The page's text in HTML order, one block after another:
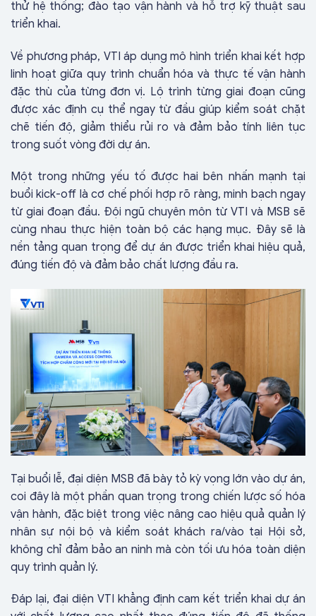
thử hệ thống; đào tạo vận hành và hỗ trợ kỹ thuật sau
triển khai.
Về phương pháp, VTI áp dụng mô hình triển khai kết hợp
linh hoạt giữa quy trình chuẩn hóa và thực tế vận hành
đặc thù của từng đơn vị. Lộ trình từng giai đoạn cũng
được xác định cụ thể ngay từ đầu giúp kiểm soát chặt
chẽ tiến độ, giảm thiểu rủi ro và đảm bảo tính liên tục
trong suốt vòng đời dự án.
Một trong những yếu tố được hai bên nhấn mạnh tại
buổi kick-off là cơ chế phối hợp rõ ràng, minh bạch ngay
từ giai đoạn đầu. Đội ngũ chuyên môn từ VTI và MSB sẽ
cùng nhau thực hiện toàn bộ các hạng mục. Đây sẽ là
nền tảng quan trọng để dự án được triển khai hiệu quả,
đúng tiến độ và đảm bảo chất lượng đầu ra.
Tại buổi lễ, đại diện MSB đã bày tỏ kỳ vọng lớn vào dự án,
coi đây là một phần quan trọng trong chiến lược số hóa
vận hành, đặc biệt trong việc nâng cao hiệu quả quản lý
nhân sự nội bộ và kiểm soát khách ra/vào tại Hội sở,
không chỉ đảm bảo an ninh mà còn tối ưu hóa toàn diện
quy trình quản lý.
Đáp lại, đại diện VTI khẳng định cam kết triển khai dự án